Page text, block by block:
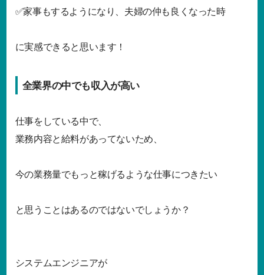
✅家事もするようになり、夫婦の仲も良くなった時
に実感できると思います！
全業界の中でも収入が高い
仕事をしている中で、
業務内容と給料があってないため、
今の業務量でもっと稼げるような仕事につきたい
と思うことはあるのではないでしょうか？
システムエンジニアが